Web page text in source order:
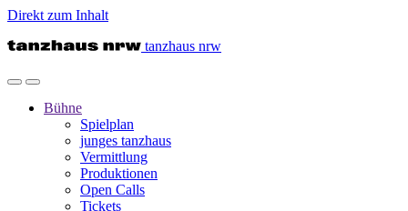
Direkt zum Inhalt
tanzhaus nrw
Bühne
Spielplan
junges tanzhaus
Vermittlung
Produktionen
Open Calls
Tickets